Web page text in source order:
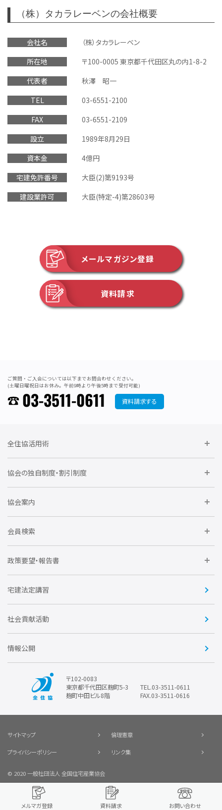
（株）タカラレーベンの会社概要
会社名
（株）タカラレーベン
所在地
〒100-0005 東京都千代田区丸の内1-8-2
代表者
秋澤 昭一
TEL
03-6551-2100
FAX
03-6551-2109
設立
1989年8月29日
資本金
4億円
宅建免許番号
大臣(2)第9193号
建設業許可
大臣(特定-4)第28603号
メールマガジン登録
資料請求
ご質問・ご入会については以下までお問合わせください。
(土曜日曜祝日はお休み。午前9時より午後5時まで受付可能)
03-3511-0611 資料請求する
全住協活用術
委員会に参加しよう
要望活動に参加しよう
協会の独自制度・割引制度
住宅瑕疵担保責任保険割引制度
全住協NET
不動産後見アドバイザー資格講習
会
全住協ビジネスショップ
協会案内
運営組織
トライアル会員制度
会員検索
企業会員
賛助会員
政策要望・報告書
住宅・土地税制改正要望
優良事業表彰
宅建法定講習
社会貢献活動
情報公開
〒102-0083
東京都千代田区麹町5-3
麹町中田ビル8階
TEL.03-3511-0611
FAX.03-3511-0616
サイトマップ 倫理憲章
プライバシーポリシー リンク集
© 2020 一般社団法人 全国住宅産業協会
メルマガ登録 資料請求 お問い合わせ